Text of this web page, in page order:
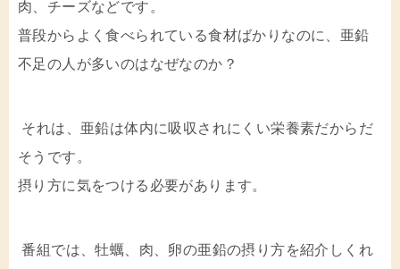
肉、チーズなどです。
普段からよく食べられている食材ばかりなのに、亜鉛
不足の人が多いのはなぜなのか？
それは、亜鉛は体内に吸収されにくい栄養素だからだ
そうです。
摂り方に気をつける必要があります。
番組では、牡蠣、肉、卵の亜鉛の摂り方を紹介しくれ